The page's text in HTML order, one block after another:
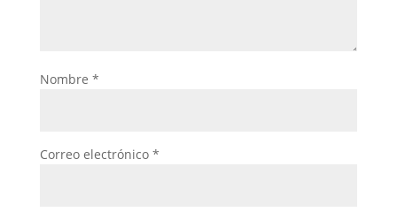
Nombre *
Correo electrónico *